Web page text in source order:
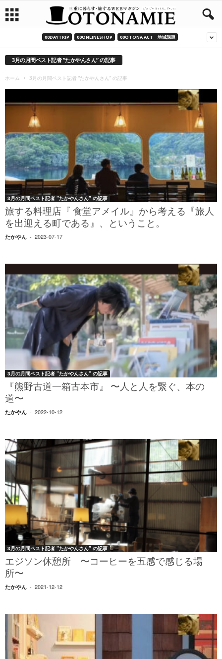
00DAYTRIP 00ONLINESHOP 00OTONA ACT 地域課題
3月の月間ベスト記者 ”たかやんさん” の記事
ホーム 3月の月間ベスト記者 ”たかやんさん” の記事
3月の月間ベスト記者 ”たかやんさん” の記事
旅する料理店『 食堂アメイル』から考える『旅人
を出迎える町である』、ということ。
たかやん - 2023-07-17
3月の月間ベスト記者 ”たかやんさん” の記事
『熊野古道一箱古本市』 〜人と人を繋ぐ、本の
道〜
たかやん - 2022-10-12
3月の月間ベスト記者 ”たかやんさん” の記事
エジソン休憩所 〜コーヒーを五感で感じる場
所〜
たかやん - 2021-12-12